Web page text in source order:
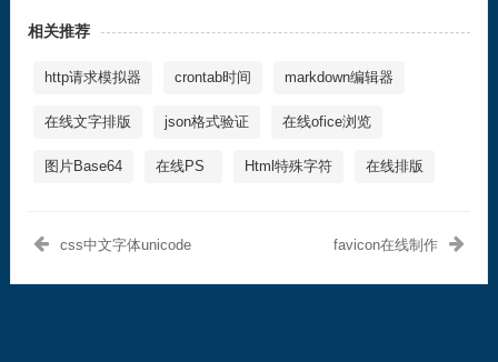
相关推荐
http请求模拟器 crontab时间 markdown编辑器
在线文字排版 json格式验证 在线ofice浏览
图片Base64 在线PS Html特殊字符 在线排版
css中文字体unicode favicon在线制作